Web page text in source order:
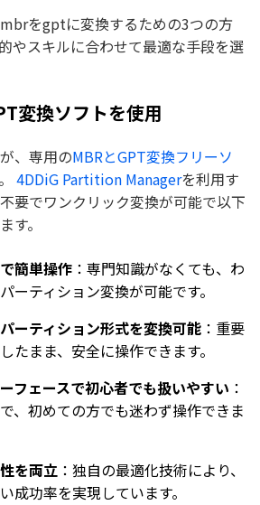
をgptに変換するための3つの方
やスキルに合わせて最適な手段を選
変換ソフトを使用
、専用のMBRとGPT変換フリーソ
4DDiG Partition Managerを利用す
要でワンクリック変換が可能で以下
す。
簡単操作 ：専門知識がなくても、わ
ーティション変換が可能です。
ーティション形式を変換可能 ：重要
たまま、安全に操作できます。
フェースで初心者でも扱いやすい ：
、初めての方でも迷わず操作できま
を両立 ：独自の最適化技術により、
成功率を実現しています。